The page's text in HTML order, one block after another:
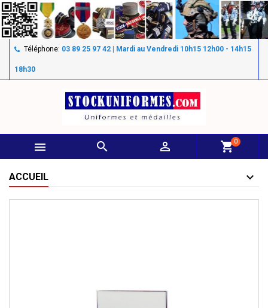
Téléphone: 03 89 25 97 42 | Mardi au Vendredi 10h15 12h00 - 14h15
18h30
   shopping_cart0
ACCUEIL